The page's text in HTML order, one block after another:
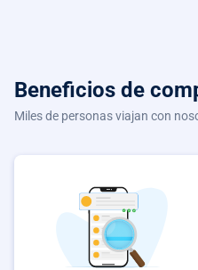
Beneficios de
Miles de personas viajan con